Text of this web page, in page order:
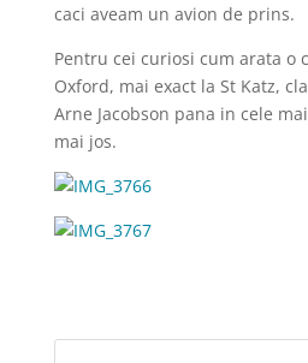
caci aveam un avion de prins.
Pentru cei curiosi cum arata o
Oxford, mai exact la St Katz,
Arne Jacobson pana in cele
mai jos.